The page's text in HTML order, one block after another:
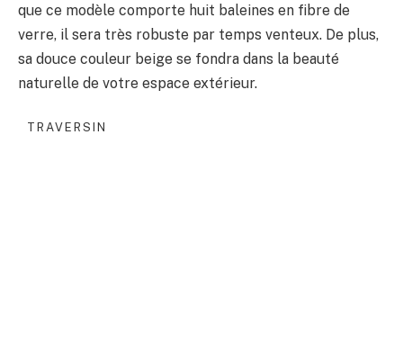
que ce modèle comporte huit baleines en fibre de
verre, il sera très robuste par temps venteux. De plus,
sa douce couleur beige se fondra dans la beauté
naturelle de votre espace extérieur.
TRAVERSIN